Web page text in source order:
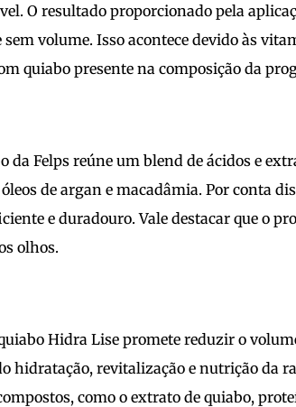
O resultado proporcionado pela
volume. Isso acontece devido às
quiabo presente na composição da
da Felps reúne um blend de ácidos e
de argan e macadâmia. Por conta
e duradouro. Vale destacar que o
olhos.
Hidra Lise promete reduzir o
hidratação, revitalização e nutrição da
como o extrato de quiabo,